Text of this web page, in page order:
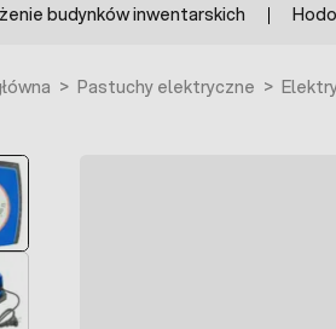
budynków inwentarskich
> Pastuchy elektryczne >